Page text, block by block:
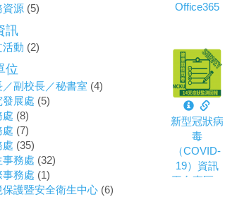
資源 (5)
訊
活動 (2)
位
／副校長／秘書室 (4)
發展處 (5)
處 (8)
處 (7)
處 (35)
事務處 (32)
事務處 (1)
保護暨安全衛生中心 (6)
Office365
新型冠狀病
毒
（COVID-
19）資訊
平台專區...